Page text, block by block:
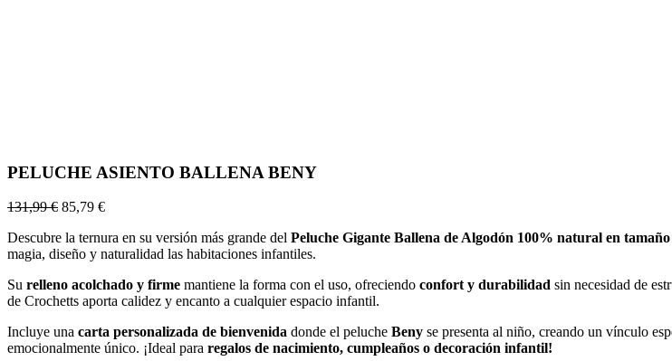
PELUCHE ASIENTO BALLENA BENY
131,99€ 85,79 €
Descubre la ternura en su versión más grande del Peluche Gigante Ballena de Algodón 100% natural en
magia, diseño y naturalidad las habitaciones infantiles.
Su relleno acolchado y firme mantiene la forma con el uso, ofreciendo confort y durabilidad sin necesidad de
de Crochetts aporta calidez y encanto a cualquier espacio infantil.
Incluye una carta personalizada de bienvenida donde el peluche Beny se presenta al niño, creando un vínculo
emocionalmente único. ¡Ideal para regalos de nacimiento, cumpleaños o decoración infantil!